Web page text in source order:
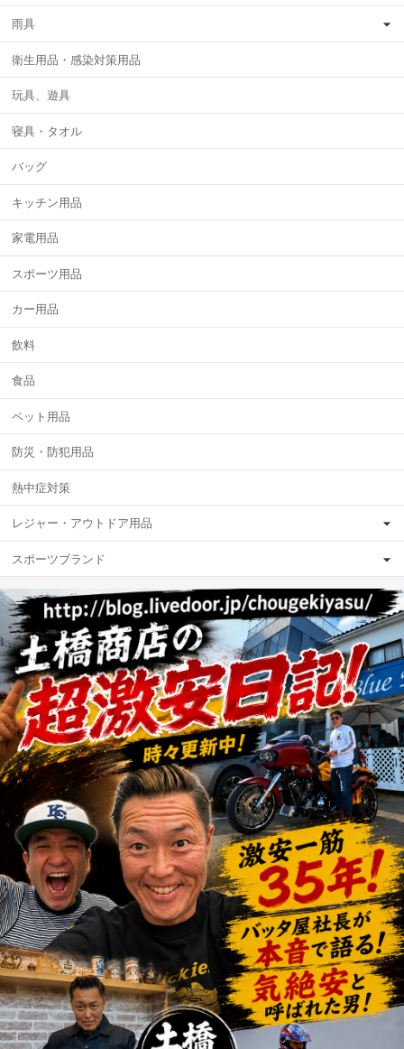
雨具
衛生用品・感染対策用品
玩具、遊具
寝具・タオル
バッグ
キッチン用品
家電用品
スポーツ用品
カー用品
飲料
食品
ペット用品
防災・防犯用品
熱中症対策
レジャー・アウトドア用品
スポーツブランド